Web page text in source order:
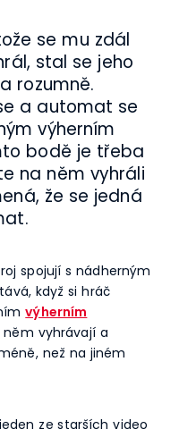
se mu zdál
stal se jeho
rozumně.
a automat se
výherním
bodě je třeba
na něm vyhráli
že se jedná
spojují s nádherným
když si hráč
výherním
vyhrávají a
než na jiném
ze starších video